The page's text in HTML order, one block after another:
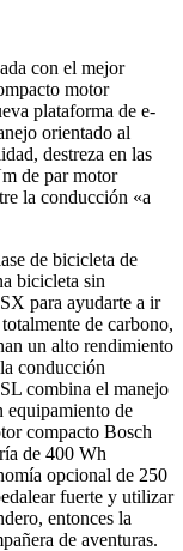
con el mejor
motor
plataforma de e-
orientado al
destreza en las
de par motor
la conducción «a
de bicicleta de
bicicleta sin
para ayudarte a ir
de carbono,
un alto rendimiento
conducción
combina el manejo
equipamiento de
compacto Bosch
de 400 Wh
opcional de 250
fuerte y utilizar
entonces la
de aventuras.